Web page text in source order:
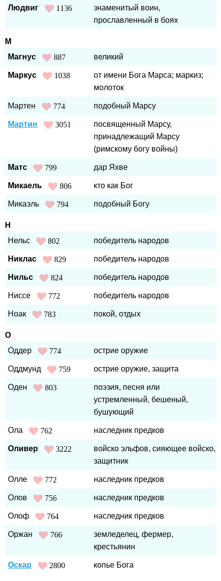
Людвиг 1136
знаменитый воин,
прославленный в боях
М
Магнус
887 великий
Маркус 1038
от имени Бога Марса; маркиз;
молоток
Мартен 774 подобный Марсу
Мартин 3051
посвященный Марсу,
принадлежащий Марсу
(римскому богу войны)
Матс 799 дар Яхве
Микаель 806 кто как Бог
Микаэль 794 подобный Богу
Н
Нельс
802 победитель народов
Никлас 829 победитель народов
Нильс 824 победитель народов
Ниссе 772 победитель народов
Ноак 783 покой, отдых
О
Оддер
774 острие оружие
Оддмунд 759 острие оружие, защита
Оден 803
поэзия, песня или
устремленный, бешеный,
бушующий
Ола 762 наследник предков
Оливер 3222
войско эльфов, сияющее войско,
защитник
Олле 772 наследник предков
Олов 756 наследник предков
Олоф 764 наследник предков
Оржан 766
земледелец, фермер,
крестьянин
Оскар 2800 копье Бога